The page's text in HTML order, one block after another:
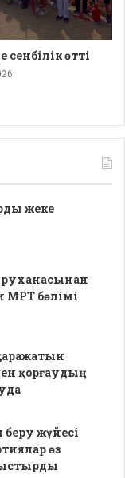
сенбілік өтті
жеке
бөлімі
қорғаудың
беру жүйесі
өз